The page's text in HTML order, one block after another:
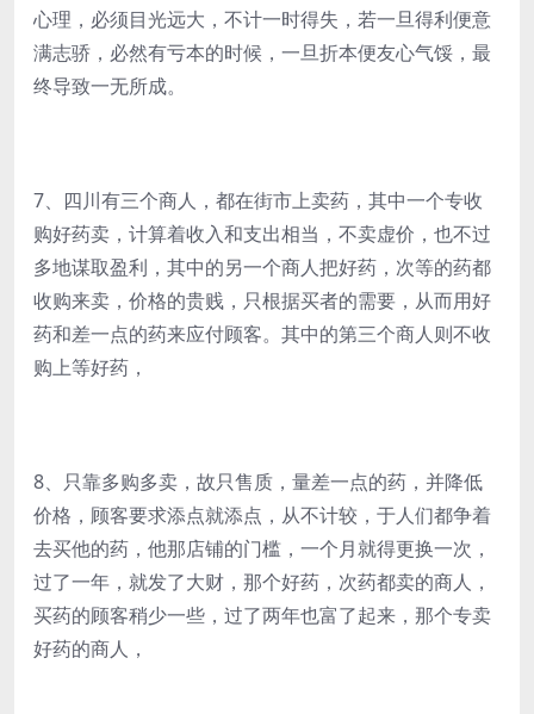
心理，必须目光远大，不计一时得失，若一旦得利便意
满志骄，必然有亏本的时候，一旦折本便友心气馁，最
终导致一无所成。
7、四川有三个商人，都在街市上卖药，其中一个专收
购好药卖，计算着收入和支出相当，不卖虚价，也不过
多地谋取盈利，其中的另一个商人把好药，次等的药都
收购来卖，价格的贵贱，只根据买者的需要，从而用好
药和差一点的药来应付顾客。其中的第三个商人则不收
购上等好药，
8、只靠多购多卖，故只售质，量差一点的药，并降低
价格，顾客要求添点就添点，从不计较，于人们都争着
去买他的药，他那店铺的门槛，一个月就得更换一次，
过了一年，就发了大财，那个好药，次药都卖的商人，
买药的顾客稍少一些，过了两年也富了起来，那个专卖
好药的商人，